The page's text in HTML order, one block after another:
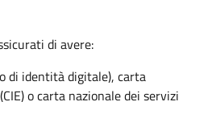
di avere:
di identità digitale), carta
o carta nazionale dei servizi